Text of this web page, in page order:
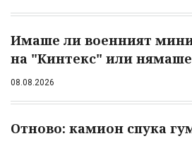
Имаше ли военният
на "Кинтекс" или
08.08.2026
Отново: камион спука